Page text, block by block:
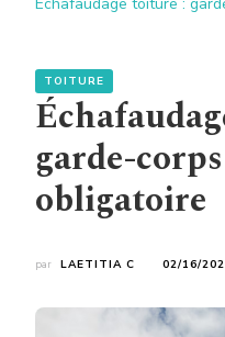
TOITURE
garde-
obligatoire
par LAETITIA C 02/16/